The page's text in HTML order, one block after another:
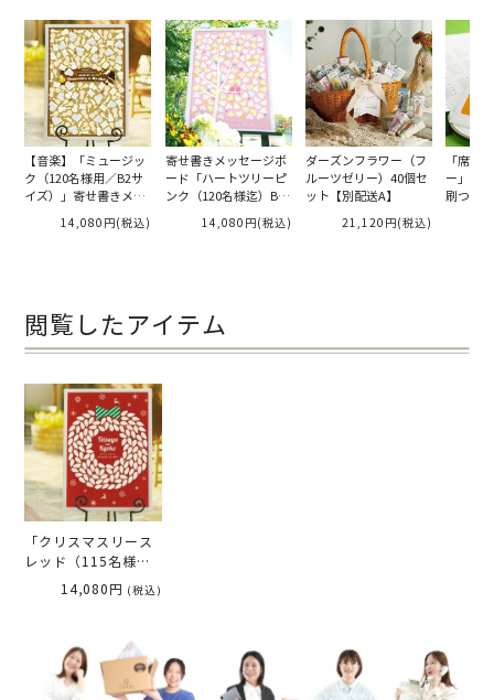
【音楽】「ミュージッ
ク（120名様用／B2サ
イズ）」寄せ書きメッ
14,080円(税込)
寄せ書きメッセージボ
ード「ハートツリーピ
ンク（120名様迄）B2
14,080円(税込)
ダーズンフラワー（フ
ルーツゼリー）40個セ
ット【別配送A】
21,120円(税込)
「席次
ー」バ
刷つき）
閲覧したアイテム
「クリスマスリース
レッド（115名様
用）」寄せ書きメッ
セージボード【ゲス
14,080円 (税込)